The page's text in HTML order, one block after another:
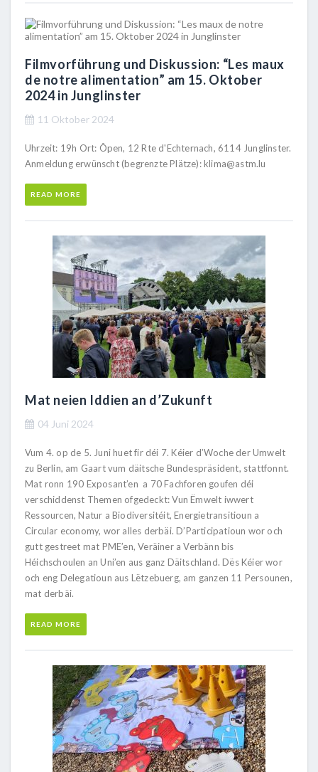
Filmvorführung und Diskussion: “Les maux
de notre alimentation” am 15. Oktober
2024 in Junglinster
11 Oktober 2024
Uhrzeit: 19h Ort: Ôpen, 12 Rte d'Echternach, 6114 Junglinster.
Anmeldung erwünscht (begrenzte Plätze): klima@astm.lu
READ MORE
Mat neien Iddien an d’Zukunft
04 Juni 2024
Vum 4. op de 5. Juni huet fir déi 7. Kéier d’Woche der Umwelt
zu Berlin, am Gaart vum däitsche Bundespräsident, stattfonnt.
Mat ronn 190 Exposant’en a 70 Fachforen goufen déi
verschiddenst Themen ofgedeckt: Vun Ëmwelt iwwert
Ressourcen, Natur a Biodiversitéit, Energietransitioun a
Circular economy, wor alles derbäi. D’Participatioun wor och
gutt gestreet mat PME’en, Veräiner a Verbänn bis
Héichschoulen an Uni’en aus ganz Däitschland. Dës Kéier wor
och eng Delegatioun aus Lëtzebuerg, am ganzen 11 Persounen,
mat derbäi.
READ MORE